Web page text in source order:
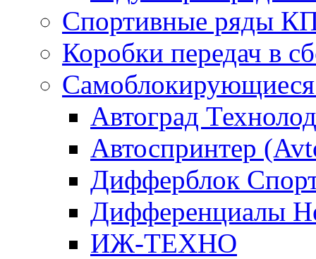
Спортивные ряды
Коробки передач в
Автоград
Автоспринтер
Дифферблок
Дифференциалы
ИЖ-ТЕХНО